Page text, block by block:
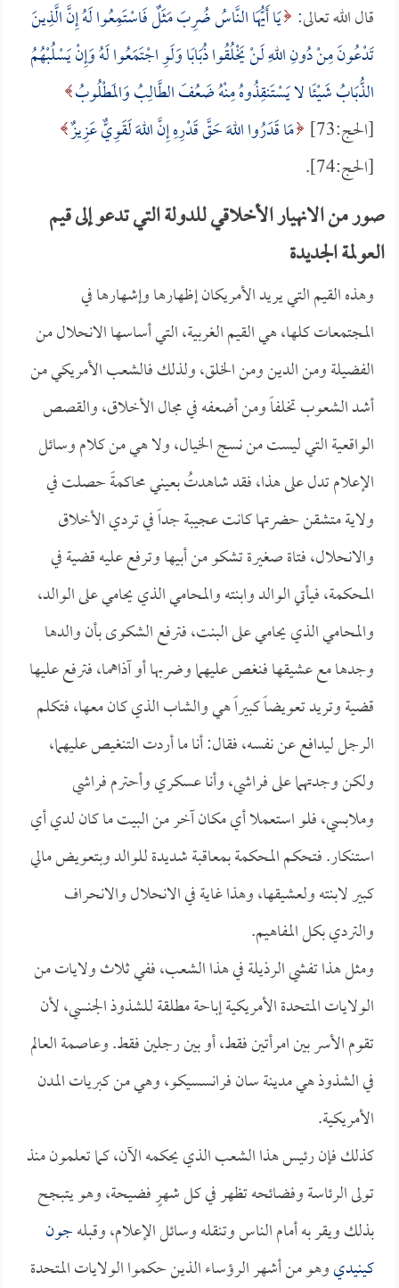
قال الله تعالى: يَا أَيُّهَا النَّاسُ ضُرِبَ مَثَلٌ فَاسْتَمِعُوا لَهُ إِنَّ الَّذِينَ
تَدْعُونَ مِنْ دُونِ اللهِ لَنْ يَخْلُقُوا ذُبَابًا وَلَوِ اجْتَمَعُوا لَهُ وَإِنْ يَسْلُبْهُمُ
الذُّبَابُ شَيْئًا لا يَسْتَنقِذُوهُ مِنْهُ ضَعُفَ الطَّالِبُ وَالمَطْلُوبُ
[الحج:73]
مَا قَدَرُوا اللهَ حَقَّ قَدْرِهِ إِنَّ اللهَ لَقَوِيٌّ عَزِيزٌ
[الحج:74].
صور من الانهيار الأخلاقي للدولة التي تدعو إلى قيم
العولمة الجديدة
وهذه القيم التي يريد الأمريكان إظهارها وإشهارها في
المجتمعات كلها، هي القيم الغربية، التي أساسها الانحلال من
الفضيلة ومن الدين ومن الخلق، ولذلك فالشعب الأمريكي من
أشد الشعوب تخلفاً ومن أضعفه في مجال الأخلاق، والقصص
الواقعية التي ليست من نسج الخيال، ولا هي من كلام وسائل
الإعلام تدل على هذا، فقد شاهدتُ بعيني محاكمةً حصلت في
ولاية متشقن حضرتها كانت عجيبة جداً في تردي الأخلاق
والانحلال، فتاة صغيرة تشكو من أبيها وترفع عليه قضية في
المحكمة، فيأتي الوالد وابنته والمحامي الذي يحامي على الوالد،
والمحامي الذي يحامي على البنت، فترفع الشكوى بأن والدها
وجدها مع عشيقها فنغص عليهما وضربها أو آذاهما، فترفع عليها
قضية وتريد تعويضاً كبيراً هي والشاب الذي كان معها، فتكلم
الرجل ليدافع عن نفسه، فقال: أنا ما أردت التنغيص عليهما،
ولكن وجدتهما على فراشي، وأنا عسكري وأحترم فراشي
وملابسي، فلو استعملا أي مكان آخر من البيت ما كان لدي أي
استنكار. فتحكم المحكمة بمعاقبة شديدة للوالد وبتعويض مالي
كبير لابنته ولعشيقها، وهذا غاية في الانحلال والانحراف
والتردي بكل المفاهيم.
ومثل هذا تفشي الرذيلة في هذا الشعب، ففي ثلاث ولايات من
الولايات المتحدة الأمريكية إباحة مطلقة للشذوذ الجنسي، لأن
تقوم الأسر بين امرأتين فقط، أو بين رجلين فقط. وعاصمة العالم
في الشذوذ هي مدينة سان فرانسسيكو، وهي من كبريات المدن
الأمريكية.
كذلك فإن رئيس هذا الشعب الذي يحكمه الآن، كما تعلمون منذ
تولى الرئاسة وفضائحه تظهر في كل شهرٍ فضيحة، وهو يتبجح
بذلك ويقر به أمام الناس وتنقله وسائل الإعلام، وقبلهجون
كينيديوهو من أشهر الرؤساء الذين حكموا الولايات المتحدة